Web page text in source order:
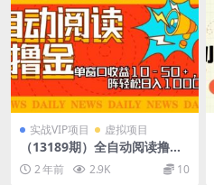
实战VIP项目 虚拟项目
（13189期）全自动阅读撸
金，单窗口收益10-50+，可批
量矩阵轻松日入1000+，新手
2 年前 2.9K 10